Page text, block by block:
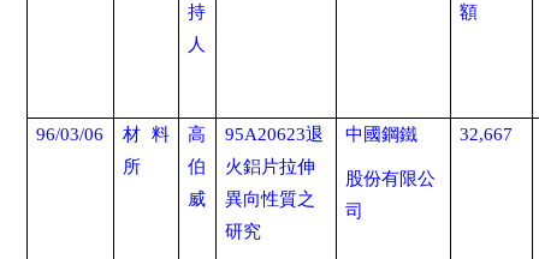
持
人
額
96/03/06
材料
所
高
伯
威
95A20623退
火鋁片拉伸
異向性質之
研究
中國鋼鐵
股份有限公
司
32,667